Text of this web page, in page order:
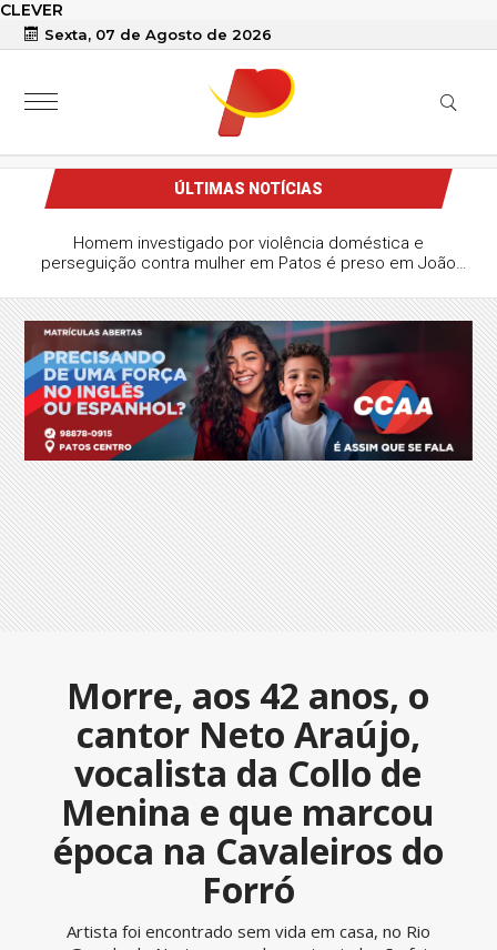
CLEVER
Sexta, 07 de Agosto de 2026
ÚLTIMAS NOTÍCIAS
Homem investigado por violência doméstica e
perseguição contra mulher em Patos é preso em João
Morre, aos 42 anos, o
cantor Neto Araújo,
vocalista da Collo de
Menina e que marcou
época na Cavaleiros do
Forró
Artista foi encontrado sem vida em casa, no Rio